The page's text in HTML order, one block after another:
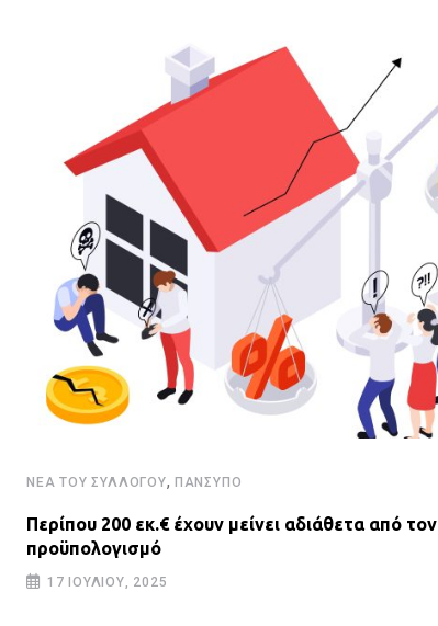
ΝΈΑ ΤΟΥ ΣΥΛΛΌΓΟΥ, ΠΑΝΣΥΠΟ
Περίπου 200 εκ.€ έχουν μείνει αδιάθετα από τον
προϋπολογισμό
17 ΙΟΥΛΊΟΥ, 2025